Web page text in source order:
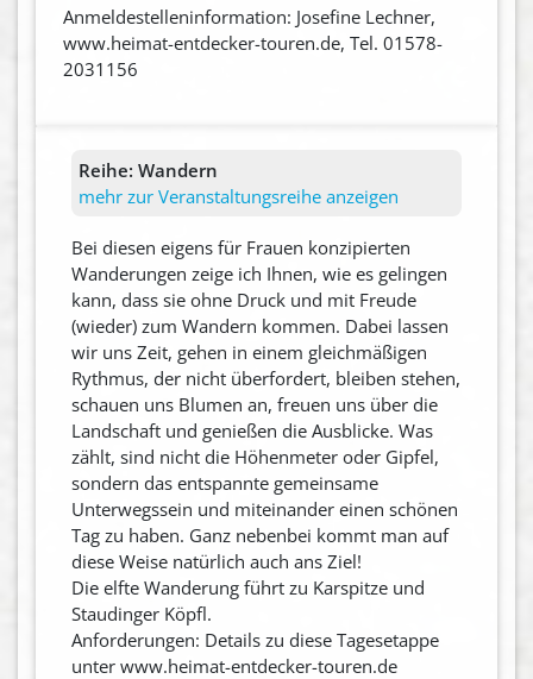
Anmeldestelleninformation: Josefine Lechner,
www.heimat-entdecker-touren.de, Tel. 01578-
2031156
Reihe: Wandern
mehr zur Veranstaltungsreihe anzeigen
Bei diesen eigens für Frauen konzipierten
Wanderungen zeige ich Ihnen, wie es gelingen
kann, dass sie ohne Druck und mit Freude
(wieder) zum Wandern kommen. Dabei lassen
wir uns Zeit, gehen in einem gleichmäßigen
Rythmus, der nicht überfordert, bleiben stehen,
schauen uns Blumen an, freuen uns über die
Landschaft und genießen die Ausblicke. Was
zählt, sind nicht die Höhenmeter oder Gipfel,
sondern das entspannte gemeinsame
Unterwegssein und miteinander einen schönen
Tag zu haben. Ganz nebenbei kommt man auf
diese Weise natürlich auch ans Ziel!
Die elfte Wanderung führt zu Karspitze und
Staudinger Köpfl.
Anforderungen: Details zu diese Tagesetappe
unter www.heimat-entdecker-touren.de